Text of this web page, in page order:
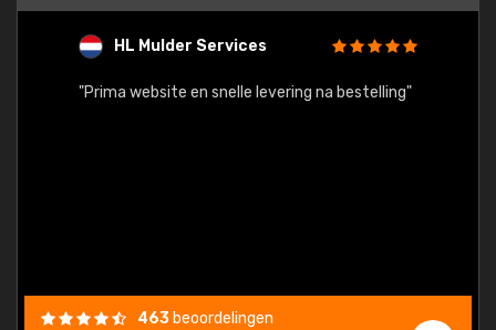
HL Mulder Services
"Prima website en snelle levering na bestelling"
463 beoordelingen